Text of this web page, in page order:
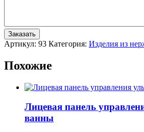
Артикул: 93 Категория: Изделия из
Похожие
Лицевая панель
ванны